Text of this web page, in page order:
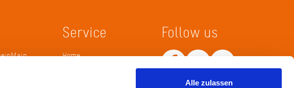
Alle zulassen
Service
Home
Follow us
Netiquette